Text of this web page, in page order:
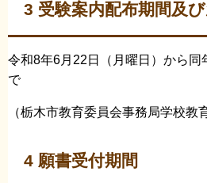
3 受験案内配布期間及び
令和8年6月22日（月曜日）から同
で
（栃木市教育委員会事務局学校教
4 願書受付期間